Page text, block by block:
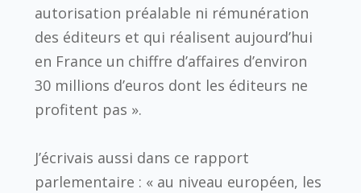
autorisation préalable ni rémunération
des éditeurs et qui réalisent aujourd’hui
en France un chiffre d’affaires d’environ
30 millions d’euros dont les éditeurs ne
profitent pas ».
J’écrivais aussi dans ce rapport
parlementaire : « au niveau européen, les